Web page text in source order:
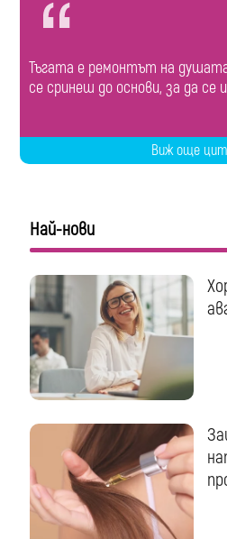
Тъгата е ремонтът на
се сринеш до основи, за да се
Виж още
Най-нови